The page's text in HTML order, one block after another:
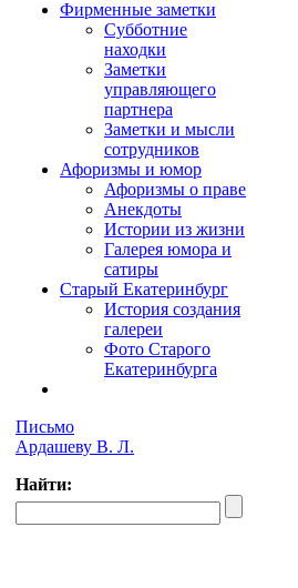
Фирменные заметки
Субботние
находки
Заметки
управляющего
партнера
Заметки и мысли
сотрудников
Афоризмы и юмор
Афоризмы о праве
Анекдоты
Истории из жизни
Галерея юмора и
сатиры
Старый Екатеринбург
История создания
галереи
Фото Старого
Екатеринбурга
Письмо
Ардашеву В. Л.
Найти: